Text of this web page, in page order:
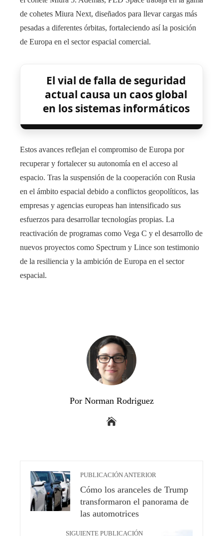
de cohetes Miura Next, diseñados para llevar cargas más
pesadas a diferentes órbitas, fortaleciendo así la posición
de Europa en el sector espacial comercial.​
El vial de falla de seguridad
actual causa un caos global
en los sistemas informáticos
Estos avances reflejan el compromiso de Europa por
recuperar y fortalecer su autonomía en el acceso al
espacio. Tras la suspensión de la cooperación con Rusia
en el ámbito espacial debido a conflictos geopolíticos, las
empresas y agencias europeas han intensificado sus
esfuerzos para desarrollar tecnologías propias. La
reactivación de programas como Vega C y el desarrollo de
nuevos proyectos como Spectrum y Lince son testimonio
de la resiliencia y la ambición de Europa en el sector
espacial.
Por Norman Rodriguez
PUBLICACIÓN ANTERIOR
Cómo los aranceles de Trump
transformaron el panorama de
las automotrices
SIGUIENTE PUBLICACIÓN